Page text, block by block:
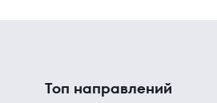
Топ направлений